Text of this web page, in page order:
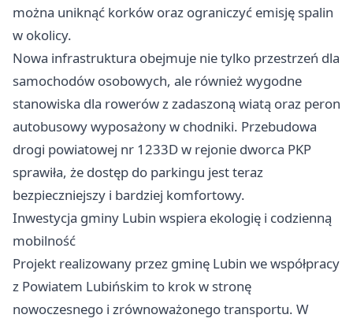
można uniknąć korków oraz ograniczyć emisję spalin
w okolicy.
Nowa infrastruktura obejmuje nie tylko przestrzeń dla
samochodów osobowych, ale również wygodne
stanowiska dla rowerów z zadaszoną wiatą oraz peron
autobusowy wyposażony w chodniki. Przebudowa
drogi powiatowej nr 1233D w rejonie dworca PKP
sprawiła, że dostęp do parkingu jest teraz
bezpieczniejszy i bardziej komfortowy.
Inwestycja gminy Lubin wspiera ekologię i codzienną
mobilność
Projekt realizowany przez gminę Lubin we współpracy
z Powiatem Lubińskim to krok w stronę
nowoczesnego i zrównoważonego transportu. W